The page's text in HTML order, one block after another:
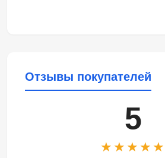
Отзывы покупателей
5
★★★★★